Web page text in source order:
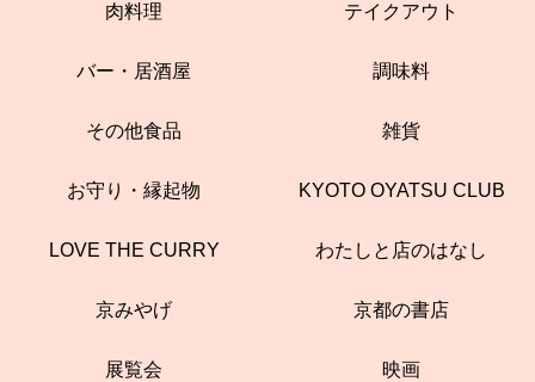
肉料理 テイクアウト
バー・居酒屋 調味料
その他食品 雑貨
お守り・縁起物 KYOTO OYATSU CLUB
LOVE THE CURRY わたしと店のはなし
京みやげ 京都の書店
展覧会 映画